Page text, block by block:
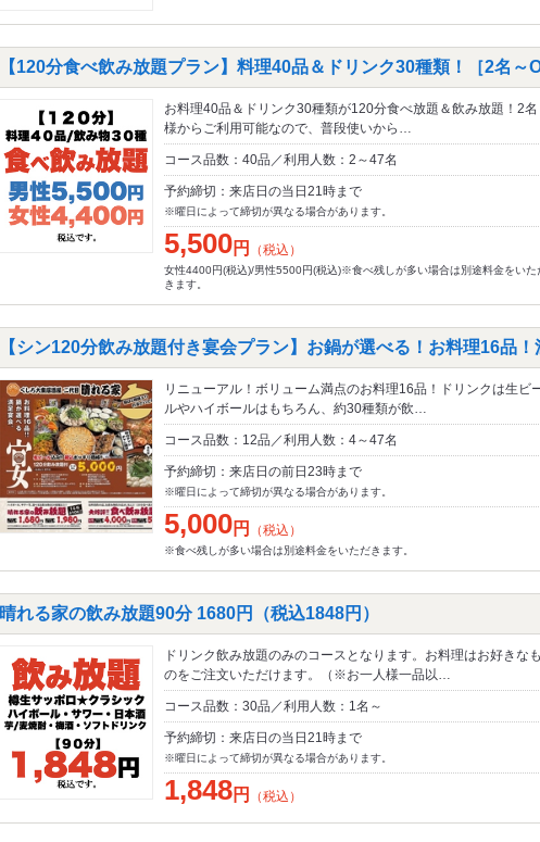
【120分食べ飲み放題プラン】料理40品＆ドリンク30種類！［2名～
お料理40品＆ドリンク30種類が120分食べ放題＆飲み放題！2名
様からご利用可能なので、普段使いから…
コース品数：40品／利用人数：2～47名
予約締切：来店日の当日21時まで
※曜日によって締切が異なる場合があります。
5,500円 （税込）
女性4400円(税込)/男性5500円(税込)※食べ残しが多い場合は別途料金をいた
きます。
【シン120分飲み放題付き宴会プラン】お鍋が選べる！お料理16品！
リニューアル！ボリューム満点のお料理16品！ドリンクは生ビ
ルやハイボールはもちろん、約30種類が飲…
コース品数：12品／利用人数：4～47名
予約締切：来店日の前日23時まで
※曜日によって締切が異なる場合があります。
5,000円 （税込）
※食べ残しが多い場合は別途料金をいただきます。
晴れる家の飲み放題90分 1680円（税込1848円）
ドリンク飲み放題のみのコースとなります。お料理はお好きなも
のをご注文いただけます。（※お一人様一品以…
コース品数：30品／利用人数：1名～
予約締切：来店日の当日21時まで
※曜日によって締切が異なる場合があります。
1,848円 （税込）